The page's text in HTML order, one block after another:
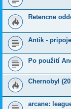
Retencne
Antik -
Po použití
Chernobyl
arcane: